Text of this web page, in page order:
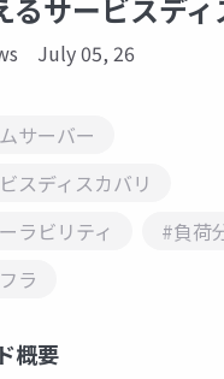
るサービスディ
July 05, 26
サーバー
スディスカバリ
ラビリティ
#負荷
ラ
概要